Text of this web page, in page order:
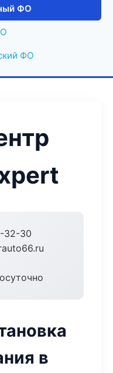
ФО
ФО
32-30
в